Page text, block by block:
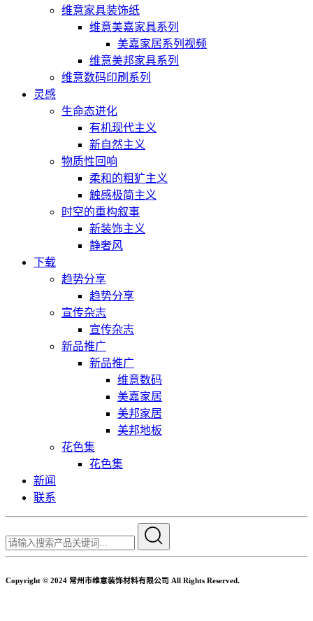
维意家具装饰纸
维意美嘉家具系列
美嘉家居系列视频
维意美邦家具系列
维意数码印刷系列
灵感
生命态进化
有机现代主义
新自然主义
物质性回响
柔和的粗犷主义
触感极简主义
时空的重构叙事
新装饰主义
静奢风
下载
趋势分享
趋势分享
宣传杂志
宣传杂志
新品推广
新品推广
维意数码
美嘉家居
美邦家居
美邦地板
花色集
花色集
新闻
联系
Copyright © 2024 常州市维意装饰材料有限公司 All Rights Reserved.